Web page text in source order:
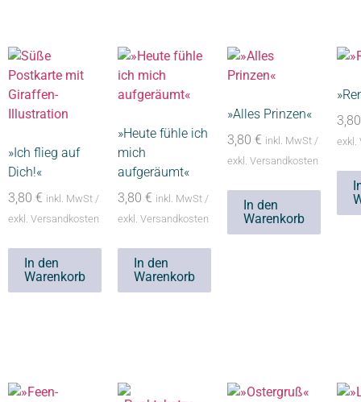
»Ich flieg auf
Dich!«
3,80 € inkl. MwSt /
exkl. Versandkosten
In den
Warenkorb
»Heute fühle ich
mich
aufgeräumt«
3,80 € inkl. MwSt /
exkl. Versandkosten
In den
Warenkorb
»Alles Prinzen«
3,80 € inkl. MwSt /
exkl. Versandkosten
In den
Warenkorb
exkl.